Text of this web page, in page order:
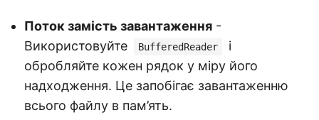
Поток замість завантаження -
Використовуйте
BufferedReader
і
обробляйте кожен рядок у міру його
надходження. Це запобігає завантаженню
всього файлу в пам’ять.